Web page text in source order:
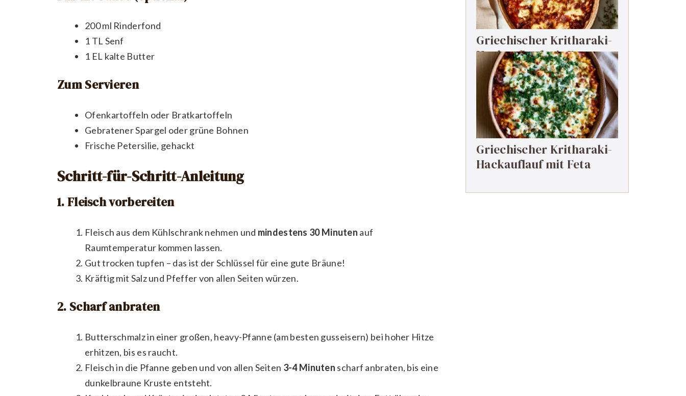
200 ml Rinderfond
1 TL Senf
1 EL kalte Butter
Zum Servieren
Ofenkartoffeln oder Bratkartoffeln
Gebratener Spargel oder grüne Bohnen
Frische Petersilie, gehackt
Schritt-für-Schritt-Anleitung
1. Fleisch vorbereiten
Fleisch aus dem Kühlschrank nehmen und mindestens 30 Minuten auf
Raumtemperatur kommen lassen.
Gut trocken tupfen – das ist der Schlüssel für eine gute Bräune!
Kräftig mit Salz und Pfeffer von allen Seiten würzen.
2. Scharf anbraten
Butterschmalz in einer großen, heavy-Pfanne (am besten gusseisern) bei hoher Hitze
erhitzen, bis es raucht.
Fleisch in die Pfanne geben und von allen Seiten 3-4 Minuten scharf anbraten, bis eine
dunkelbraune Kruste entsteht.
Griechischer Kritharaki-
Hackauflauf mit Feta
Griechischer Kritharaki-
Hackauflauf mit Feta